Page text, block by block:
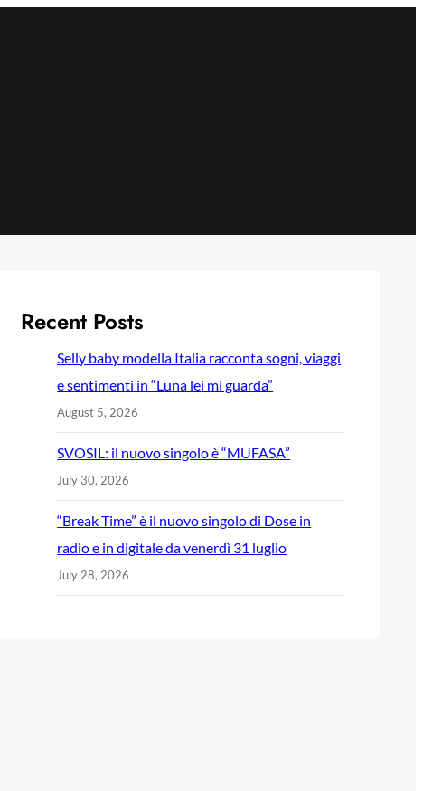
Recent Posts
Selly baby modella Italia racconta sogni, viaggi
e sentimenti in “Luna lei mi guarda”
August 5, 2026
SVOSIL: il nuovo singolo è “MUFASA”
July 30, 2026
“Break Time” è il nuovo singolo di Dose in
radio e in digitale da venerdì 31 luglio
July 28, 2026